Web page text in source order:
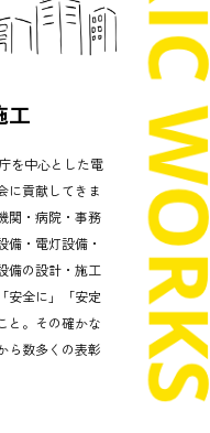
工
を中心とした電
に貢献してきま
関・病院・事務
備・電灯設備・
備の設計・施工
安全に」「安定
と。その確かな
ら数多くの表彰